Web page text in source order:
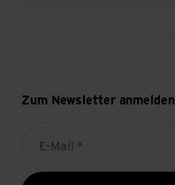
Zum Newsletter anmelden
E-Mail *